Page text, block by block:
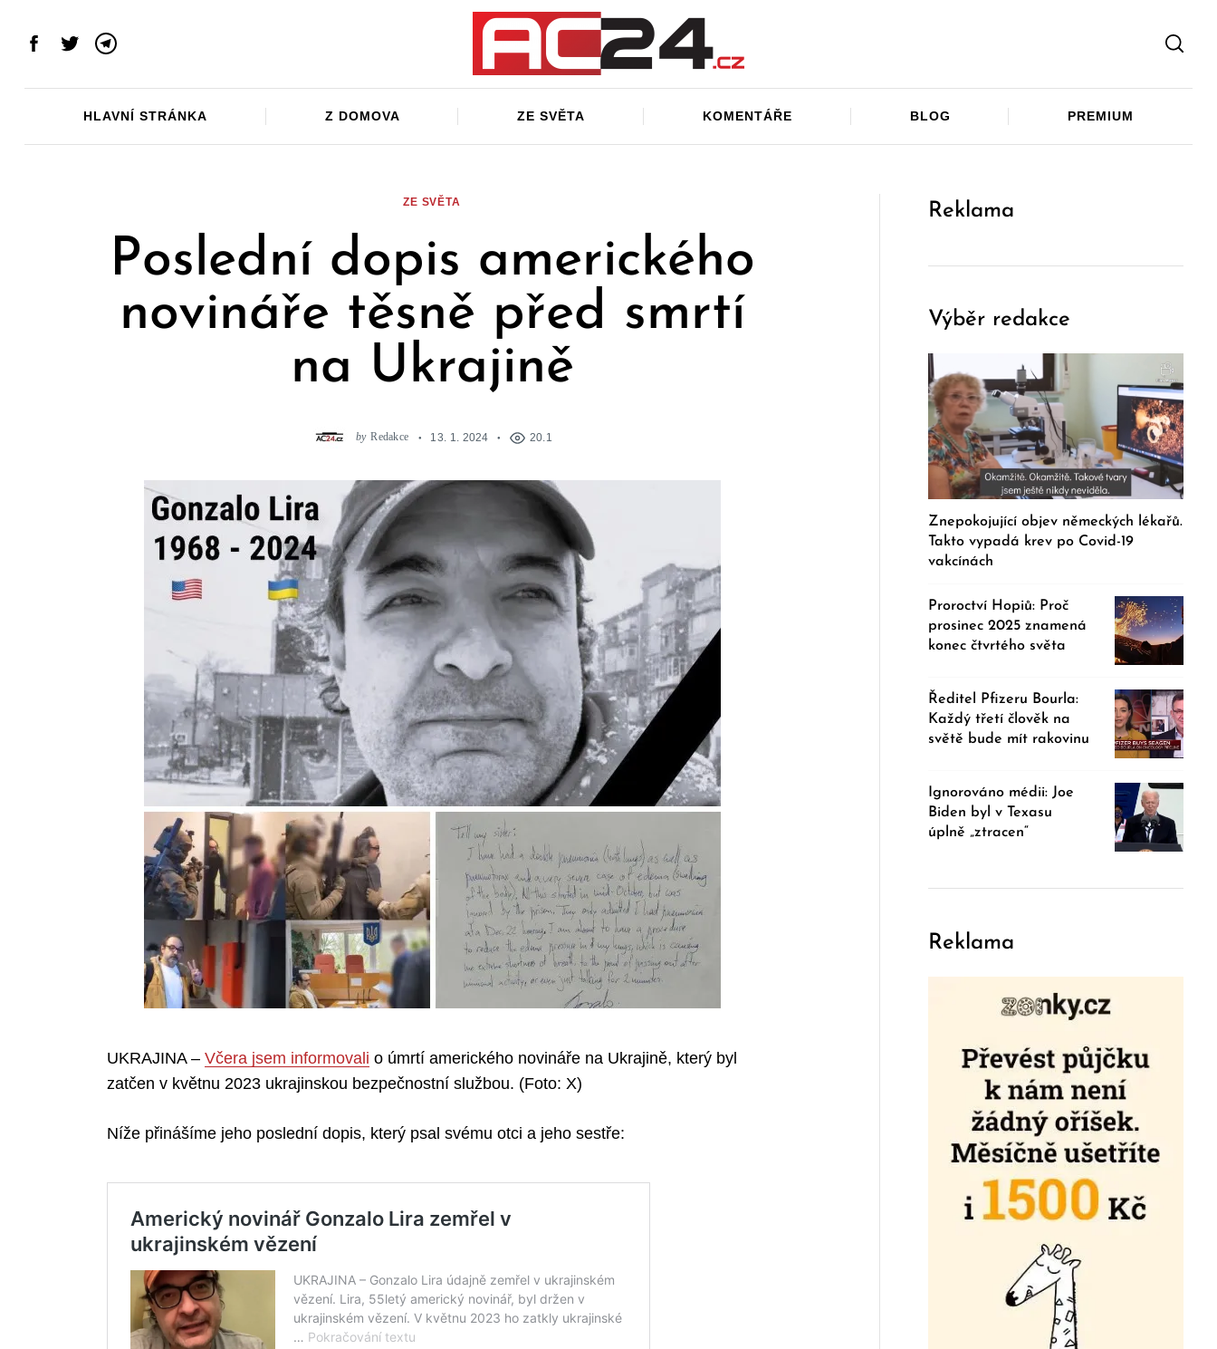
Facebook
TwitterTelegram
HLAVNÍ STRÁNKA Z DOMOVA ZE SVĚTA KOMENTÁŘE BLOG PREMIUM
ZE SVĚTA
Poslední dopis amerického
novináře těsně před smrtí
na Ukrajině
by Redakce 13. 1. 2024 20.1
UKRAJINA – Včera jsem informovali o úmrtí amerického novináře na Ukrajině, který byl
zatčen v květnu 2023 ukrajinskou bezpečnostní službou. (Foto: X)
Níže přinášíme jeho poslední dopis, který psal svému otci a jeho sestře:
Reklama
Výběr redakce
Znepokojující objev německých lékařů.
Takto vypadá krev po Covid-19
vakcínách
Proroctví Hopiů: Proč
prosinec 2025 znamená
konec čtvrtého světa
Ředitel Pfizeru Bourla:
Každý třetí člověk na
světě bude mít rakovinu
Ignorováno médii: Joe
Biden byl v Texasu
úplně „ztracen“
Reklama